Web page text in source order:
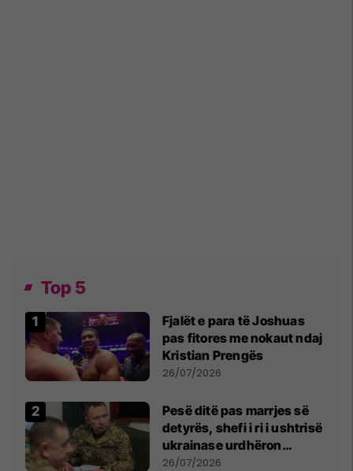
Top 5
Fjalët e para të Joshuas
pas fitores me nokaut ndaj
Kristian Prengës
26/07/2026
Pesë ditë pas marrjes së
detyrës, shefi i ri i ushtrisë
ukrainase urdhëron
kontroll të madh
26/07/2026